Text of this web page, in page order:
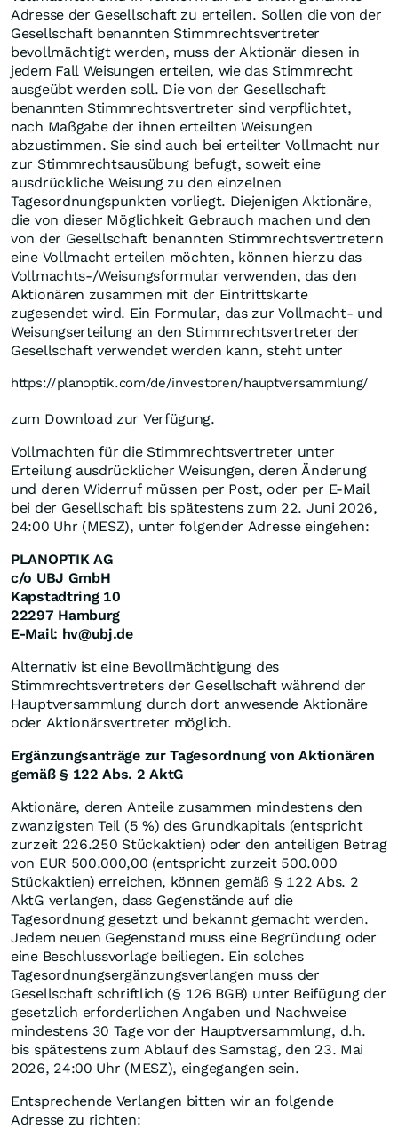
Adresse der Gesellschaft zu erteilen. Sollen die von der
Gesellschaft benannten Stimmrechtsvertreter
bevollmächtigt werden, muss der Aktionär diesen in
jedem Fall Weisungen erteilen, wie das Stimmrecht
ausgeübt werden soll. Die von der Gesellschaft
benannten Stimmrechtsvertreter sind verpflichtet,
nach Maßgabe der ihnen erteilten Weisungen
abzustimmen. Sie sind auch bei erteilter Vollmacht nur
zur Stimmrechtsausübung befugt, soweit eine
ausdrückliche Weisung zu den einzelnen
Tagesordnungspunkten vorliegt. Diejenigen Aktionäre,
die von dieser Möglichkeit Gebrauch machen und den
von der Gesellschaft benannten Stimmrechtsvertretern
eine Vollmacht erteilen möchten, können hierzu das
Vollmachts-/Weisungsformular verwenden, das den
Aktionären zusammen mit der Eintrittskarte
zugesendet wird. Ein Formular, das zur Vollmacht- und
Weisungserteilung an den Stimmrechtsvertreter der
Gesellschaft verwendet werden kann, steht unter
https://planoptik.com/de/investoren/hauptversammlung/
zum Download zur Verfügung.
Vollmachten für die Stimmrechtsvertreter unter
Erteilung ausdrücklicher Weisungen, deren Änderung
und deren Widerruf müssen per Post, oder per E-Mail
bei der Gesellschaft bis spätestens zum 22. Juni 2026,
24:00 Uhr (MESZ), unter folgender Adresse eingehen:
PLANOPTIK AG
c/o UBJ GmbH
Kapstadtring 10
22297 Hamburg
E-Mail: hv@ubj.de
Alternativ ist eine Bevollmächtigung des
Stimmrechtsvertreters der Gesellschaft während der
Hauptversammlung durch dort anwesende Aktionäre
oder Aktionärsvertreter möglich.
Ergänzungsanträge zur Tagesordnung von Aktionären
gemäß § 122 Abs. 2 AktG
Aktionäre, deren Anteile zusammen mindestens den
zwanzigsten Teil (5 %) des Grundkapitals (entspricht
zurzeit 226.250 Stückaktien) oder den anteiligen Betrag
von EUR 500.000,00 (entspricht zurzeit 500.000
Stückaktien) erreichen, können gemäß § 122 Abs. 2
AktG verlangen, dass Gegenstände auf die
Tagesordnung gesetzt und bekannt gemacht werden.
Jedem neuen Gegenstand muss eine Begründung oder
eine Beschlussvorlage beiliegen. Ein solches
Tagesordnungsergänzungsverlangen muss der
Gesellschaft schriftlich (§ 126 BGB) unter Beifügung der
gesetzlich erforderlichen Angaben und Nachweise
mindestens 30 Tage vor der Hauptversammlung, d.h.
bis spätestens zum Ablauf des Samstag, den 23. Mai
2026, 24:00 Uhr (MESZ), eingegangen sein.
Entsprechende Verlangen bitten wir an folgende
Adresse zu richten: